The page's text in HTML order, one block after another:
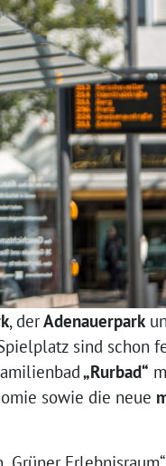
, derAdenauerpark
sind schon
„Rurbad“
sowie die neue